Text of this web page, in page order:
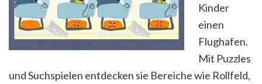
Kinder
einen
Flughafen.
Mit Puzzles
und Suchspielen entdecken sie Bereiche wie Rollfeld,